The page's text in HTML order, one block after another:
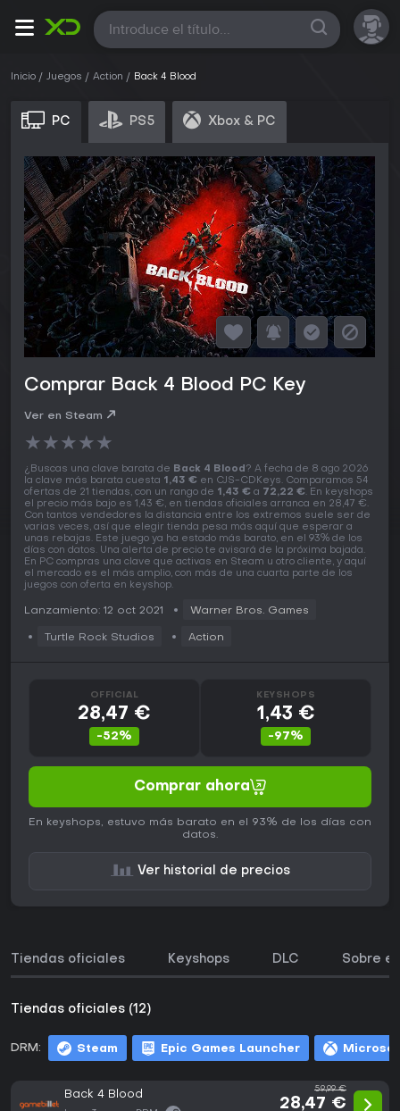
Todas
Inicio Juegos Action Back 4 Blood
PC PS5 Xbox & PC
Comprar Back 4 Blood PC Key
Ver en Steam
★★★★★
¿Buscas una clave barata de Back 4 Blood? A fecha de 8 ago 2026
la clave más barata cuesta 1,43 € en CJS-CDKeys. Comparamos 54
ofertas de 21 tiendas, con un rango de 1,43 € a 72,22 €. En keyshops
el precio más bajo es 1,43 €, en tiendas oficiales arranca en 28,47 €.
Con tantos vendedores la distancia entre los extremos suele ser de
varias veces, así que elegir tienda pesa más aquí que esperar a
unas rebajas. Este juego ya ha estado más barato, en el 93% de los
días con datos. Una alerta de precio te avisará de la próxima bajada.
En PC compras una clave que activas en Steam u otro cliente, y aquí
el mercado es el más amplio, con más de una cuarta parte de los
juegos con oferta en keyshop.
Lanzamiento: 12 oct 2021 Warner Bros. Games
Turtle Rock Studios Action
OFFICIAL
28,47 €
-52%
KEYSHOPS
1,43 €
-97%
Comprar ahora
En keyshops, estuvo más barato en el 93% de los días con
datos.
Ver historial de precios
Tiendas oficiales Keyshops DLC Sobre
Tiendas oficiales (12)
DRM: Steam Epic Games Launcher
Back 4 Blood 59,99 €
28,47 €